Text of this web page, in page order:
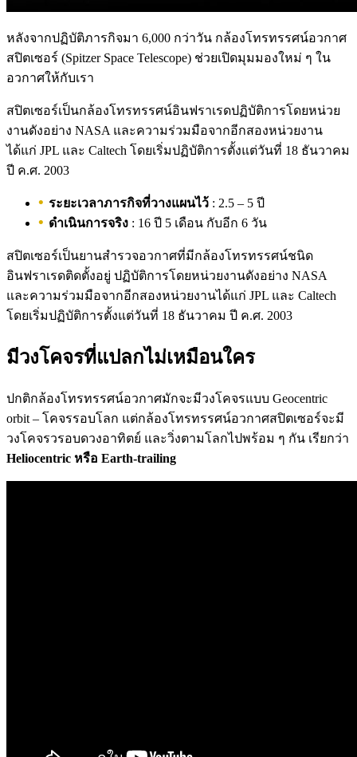
หลังจากปฏิบัติภารกิจมา 6,000 กว่าวัน กล้องโทรทรรศน์อวกาศ
สปิตเซอร์ (Spitzer Space Telescope) ช่วยเปิดมุมมองใหม่ ๆ ใน
อวกาศให้กับเรา
สปิตเซอร์เป็นกล้องโทรทรรศน์อินฟราเรดปฏิบัติการโดยหน่วย
งานดังอย่าง NASA และความร่วมมือจากอีกสองหน่วยงาน
ได้แก่ JPL และ Caltech โดยเริ่มปฏิบัติการตั้งแต่วันที่ 18 ธันวาคม
ปี ค.ศ. 2003
ระยะเวลาภารกิจที่วางแผนไว้ : 2.5 – 5 ปี
ดำเนินการจริง : 16 ปี 5 เดือน กับอีก 6 วัน
สปิตเซอร์เป็นยานสำรวจอวกาศที่มีกล้องโทรทรรศน์ชนิด
อินฟราเรดติดตั้งอยู่ ปฏิบัติการโดยหน่วยงานดังอย่าง NASA
และความร่วมมือจากอีกสองหน่วยงานได้แก่ JPL และ Caltech
โดยเริ่มปฏิบัติการตั้งแต่วันที่ 18 ธันวาคม ปี ค.ศ. 2003
มีวงโคจรที่แปลกไม่เหมือนใคร
ปกติกล้องโทรทรรศน์อวกาศมักจะมีวงโคจรแบบ Geocentric
orbit – โคจรรอบโลก แต่กล้องโทรทรรศน์อวกาศสปิตเซอร์จะมี
วงโคจรวรอบดวงอาทิตย์ และวิ่งตามโลกไปพร้อม ๆ กัน เรียกว่า
Heliocentric หรือ Earth-trailing